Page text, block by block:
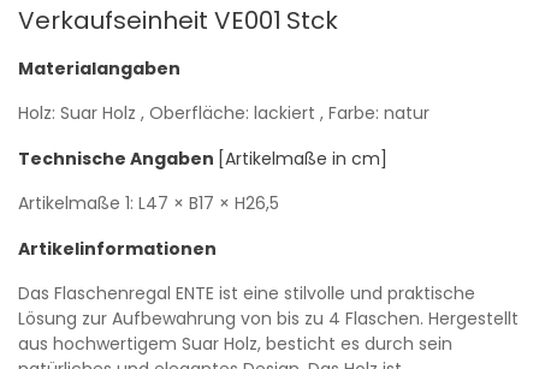
Verkaufseinheit VE001 Stck
Materialangaben
Holz: Suar Holz , Oberfläche: lackiert , Farbe: natur
Technische Angaben [Artikelmaße in cm]
Artikelmaße 1: L47 × B17 × H26,5
Artikelinformationen
Das Flaschenregal ENTE ist eine stilvolle und praktische
Lösung zur Aufbewahrung von bis zu 4 Flaschen. Hergestellt
aus hochwertigem Suar Holz, besticht es durch sein